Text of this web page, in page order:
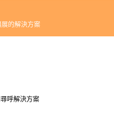
的解決方案
呼解決方案